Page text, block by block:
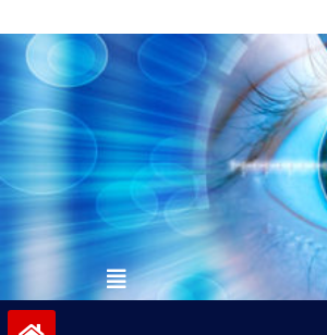
to
contentvinivida.lk